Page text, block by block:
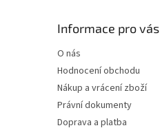
Informace pro vás
O nás
Hodnocení obchodu
Nákup a vrácení zboží
Právní dokumenty
Doprava a platba